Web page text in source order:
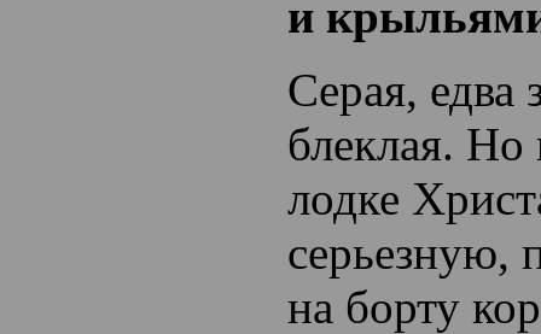
и
Серая, едва
блеклая. Но
лодке
серьезную,
на борту